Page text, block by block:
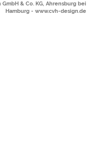
& Co. KG, Ahrensburg bei
Hamburg - www.cvh-design.de